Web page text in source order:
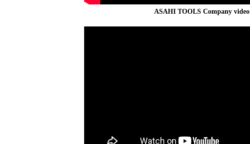
ASAHI TOOLS Company video